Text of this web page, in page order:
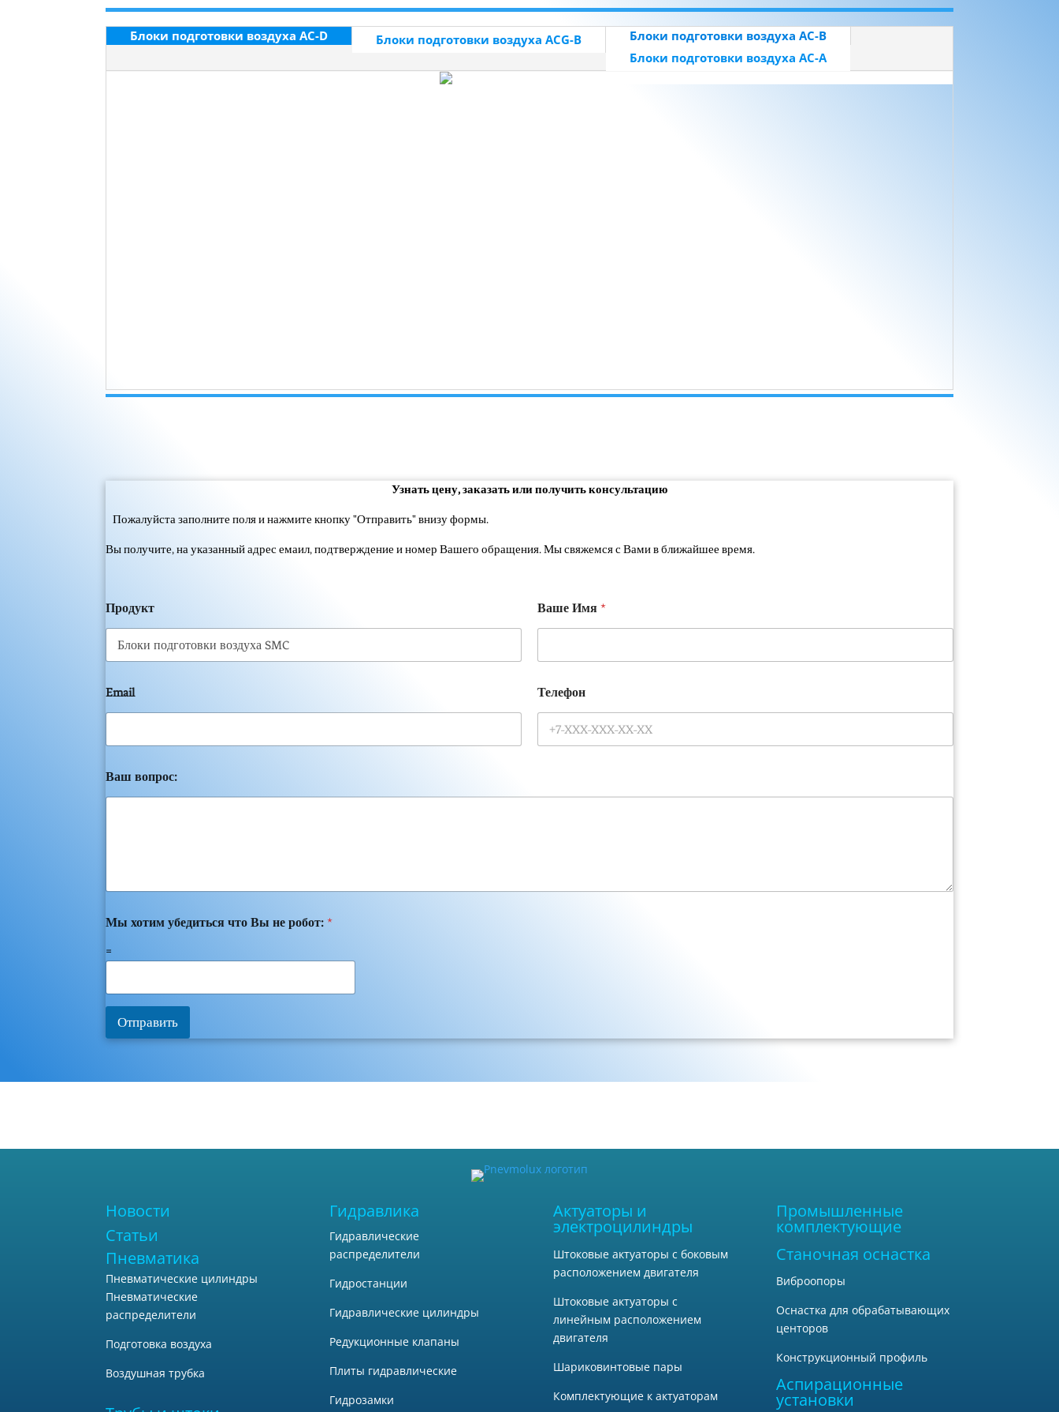
Блоки подготовки воздуха AC-D Блоки подготовки воздуха ACG-B
Блоки подготовки воздуха AC-B
Блоки подготовки воздуха AC-A
Узнать цену, заказать или получить консультацию
Пожалуйста заполните поля и нажмите кнопку "Отправить" внизу формы.
Вы получите, на указанный адрес емаил, подтверждение и номер Вашего обращения. Мы свяжемся с Вами в ближайшее время.
Продукт Ваше Имя *
Email Телефон
Ваш вопрос:
Мы хотим убедиться что Вы не робот:*
=
Отправить
Новости
Статьи
Пневматика
Пневматические цилиндры
Пневматические
распределители
Подготовка воздуха
Воздушная трубка
Гидравлика
Гидравлические
распределители
Гидростанции
Гидравлические цилиндры
Редукционные клапаны
Плиты гидравлические
Гидрозамки
Актуаторы и
электроцилиндры
Штоковые актуаторы с боковым
расположением двигателя
Штоковые актуаторы с
линейным расположением
двигателя
Шариковинтовые пары
Комплектующие к актуаторам
Промышленные
комплектующие
Станочная оснастка
Виброопоры
Оснастка для обрабатывающих
центоров
Конструкционный профиль
Аспирационные
установки